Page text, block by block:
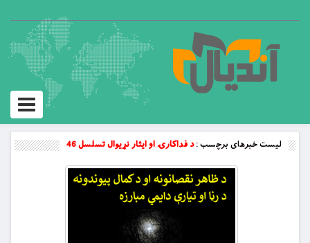
Toggle
لیست خبرهای برچسب :د فداکارۍ او ایثار نړیوال تسلسل 46